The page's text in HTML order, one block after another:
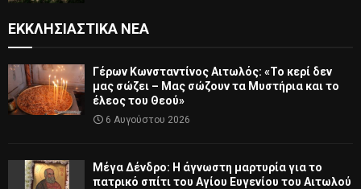
ΕΚΚΛΗΣΙΑΣΤΙΚΆ ΝΈΑ
Γέρων Κωνσταντίνος Αιτωλός: «Το κερί δεν
μας σώζει – Μας σώζουν τα Μυστήρια και το
έλεος του Θεού»
6 Αυγούστου 2026
Μέγα Δένδρο: Η άγνωστη μαρτυρία για το
πατρικό σπίτι του Αγίου Ευγενίου του Αιτωλού